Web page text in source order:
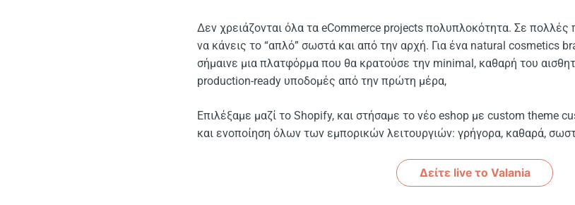
Δεν χρειάζονται όλα τα eCommerce projects πολυπλοκότητα. Σε πολλές
να κάνεις το “απλό” σωστά και από την αρχή. Για ένα natural cosmetics
σήμαινε μια πλατφόρμα που θα κρατούσε την minimal, καθαρή του
production-ready υποδομές από την πρώτη μέρα,
Επιλέξαμε μαζί το Shopify, και στήσαμε το νέο eshop με custom theme
και ενοποίηση όλων των εμπορικών λειτουργιών: γρήγορα, καθαρά,
Δείτε live το Valania